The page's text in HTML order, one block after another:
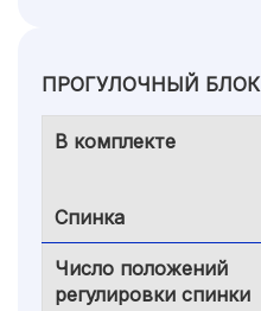
ПРОГУЛОЧНЫЙ БЛОК
В комплекте
Спинка
Число положений
регулировки спинки